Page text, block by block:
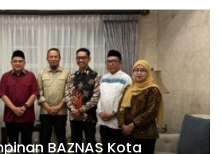
BAZNAS Kota